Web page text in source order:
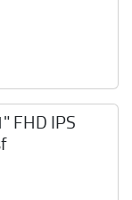
FHD IPS